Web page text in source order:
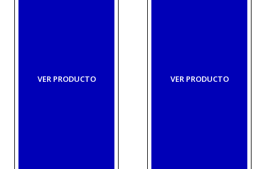
VER PRODUCTO VER PRODUCTO